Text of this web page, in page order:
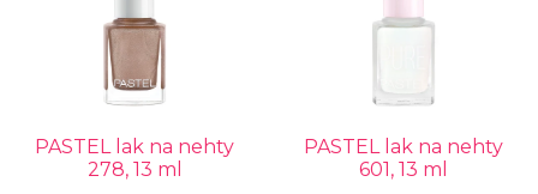
PASTEL lak na nehty
278, 13 ml
PASTEL lak na nehty
601, 13 ml